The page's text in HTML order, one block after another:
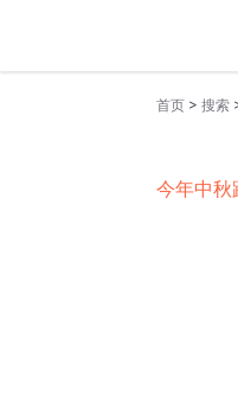
首页 > 搜索
今年中秋